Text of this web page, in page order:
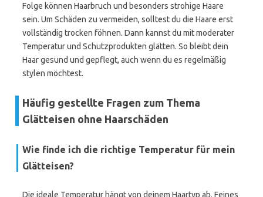
Folge können Haarbruch und besonders strohige Haare
sein. Um Schäden zu vermeiden, solltest du die Haare erst
vollständig trocken föhnen. Dann kannst du mit moderater
Temperatur und Schutzprodukten glätten. So bleibt dein
Haar gesund und gepflegt, auch wenn du es regelmäßig
stylen möchtest.
Häufig gestellte Fragen zum Thema
Glätteisen ohne Haarschäden
Wie finde ich die richtige Temperatur für mein
Glätteisen?
Die ideale Temperatur hängt von deinem Haartyp ab. Feines